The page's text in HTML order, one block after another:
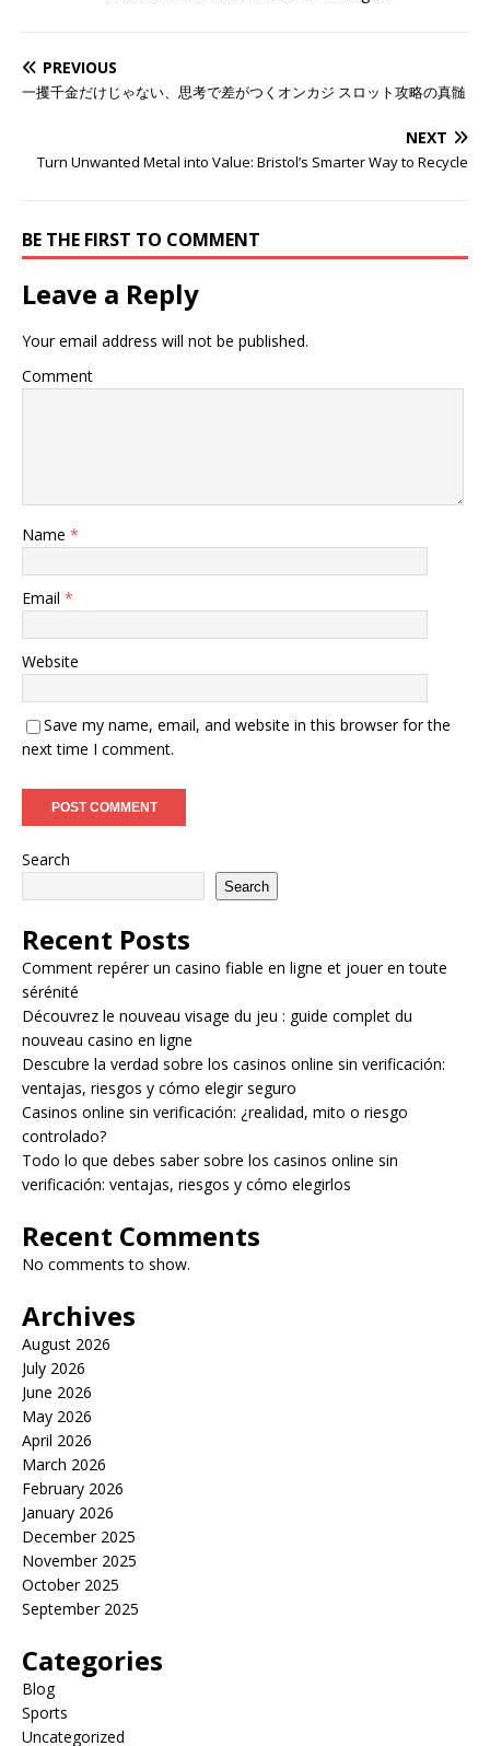
PREVIOUS
一攫千金だけじゃない、思考で差がつくオンカジ スロット攻略の真髄
NEXT
Turn Unwanted Metal into Value: Bristol’s Smarter Way to Recycle
BE THE FIRST TO COMMENT
Leave a Reply
Your email address will not be published.
Comment
Name *
Email *
Website
Save my name, email, and website in this browser for the
next time I comment.
Search
Search
Recent Posts
Comment repérer un casino fiable en ligne et jouer en toute
sérénité
Découvrez le nouveau visage du jeu : guide complet du
nouveau casino en ligne
Descubre la verdad sobre los casinos online sin verificación:
ventajas, riesgos y cómo elegir seguro
Casinos online sin verificación: ¿realidad, mito o riesgo
controlado?
Todo lo que debes saber sobre los casinos online sin
verificación: ventajas, riesgos y cómo elegirlos
Recent Comments
No comments to show.
Archives
August 2026
July 2026
June 2026
May 2026
April 2026
March 2026
February 2026
January 2026
December 2025
November 2025
October 2025
September 2025
Categories
Blog
Sports
Uncategorized